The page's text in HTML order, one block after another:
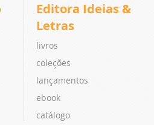
Editora Ideias &
Letras
livros
coleções
lançamentos
ebook
catálogo